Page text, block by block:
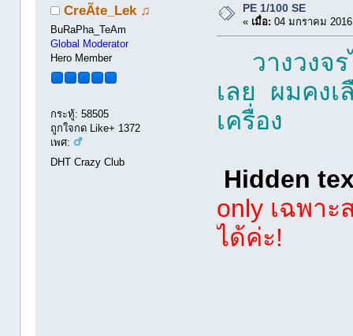
CreÃte_Lek ♫
BuRaPha_TeAm
Global Moderator
Hero Member
กระทู้: 58505
ถูกใจกด Like+ 1372
เพศ:
DHT Crazy Club
PE 1/100 SE
« เมื่อ: 04 มกราคม
วางวงจ
เลย ผมคงเ
เครื่อง
Hidden
only เฉพา
ได้ค่ะ!